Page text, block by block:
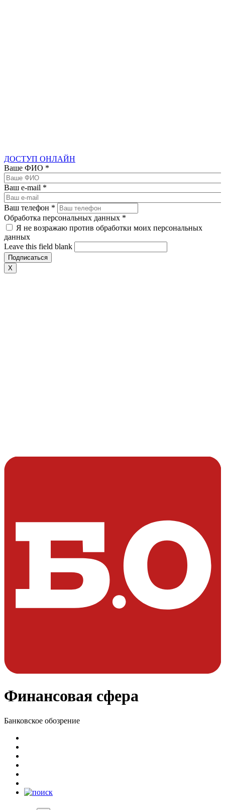
ДОСТУП ОНЛАЙН
Ваше ФИО *
Ваш e-mail *
Ваш телефон *
Обработка персональных данных *
Я не возражаю против обработки моих персональных
данных
Leave this field blank
X
Финансовая сфера
Банковское обозрение